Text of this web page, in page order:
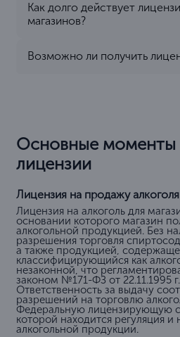
Как долго действует
магазинов?
Возможно ли получить
Основные моменты
лицензии
Лицензия на продажу
Лицензия на алкоголь для
основании которого магазин
алкогольной продукцией. Без
разрешения торговля
а также продукцией,
классифицирующийся как
незаконной, что
законом №171-ФЗ от 22.11.1995 г.
Ответственность за выдачу
разрешений на торговлю
Федеральную лицензирующую
которой находится регуляция
алкогольной продукции.